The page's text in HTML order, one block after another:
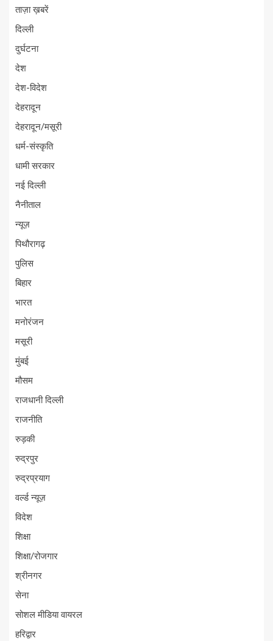
ताज़ा ख़बरें
दिल्ली
दुर्घटना
देश
देश-विदेश
देहरादून
देहरादून/मसूरी
धर्म-संस्कृति
धामी सरकार
नई दिल्ली
नैनीताल
न्यूज़
पिथौरागढ़
पुलिस
बिहार
भारत
मनोरंजन
मसूरी
मुंबई
मौसम
राजधानी दिल्ली
राजनीति
रुड़की
रुद्रपुर
रुद्रप्रयाग
वर्ल्ड न्यूज़
विदेश
शिक्षा
शिक्षा/रोजगार
श्रीनगर
सेना
सोशल मीडिया वायरल
हरिद्वार